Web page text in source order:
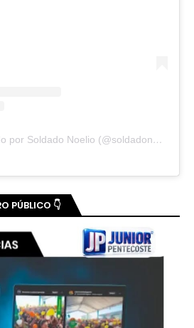
Um post compartilhado por Soldado Noelio (@soldadonoelio)
PÚBLICO 👇